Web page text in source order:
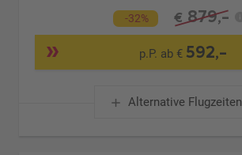
-32% € 879,-
p.P. ab € 592,-
Alternative Flugzeiten